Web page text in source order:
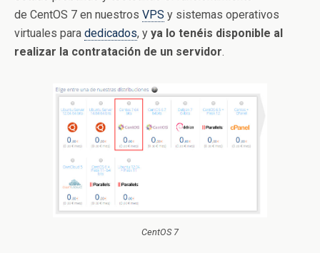
de CentOS 7 en nuestros VPS y sistemas operativos
virtuales para dedicados, y ya lo tenéis disponible al
realizar la contratación de un servidor.
CentOS 7